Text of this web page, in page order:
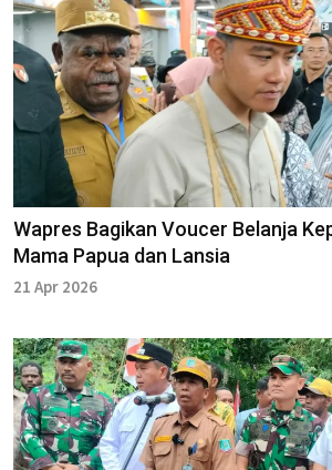
Wapres Bagikan Voucer Belanja
Mama Papua dan Lansia
21 Apr 2026